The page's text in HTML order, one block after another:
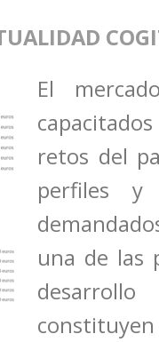
El
retos del
perfiles y
una de las